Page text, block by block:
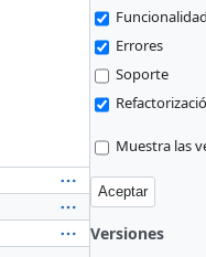
Funcionalidad
Errores
Soporte
Muestra las
Versiones